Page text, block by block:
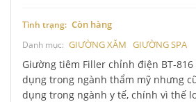
Tình trạng: Còn hàng
Danh mục: GIƯỜNG XĂM GIƯỜNG SPA
Giường tiêm Filler chỉnh điện BT-
dụng trong ngành thẩm mỹ nhưng
dụng trong ngành y tế, chính vì thế